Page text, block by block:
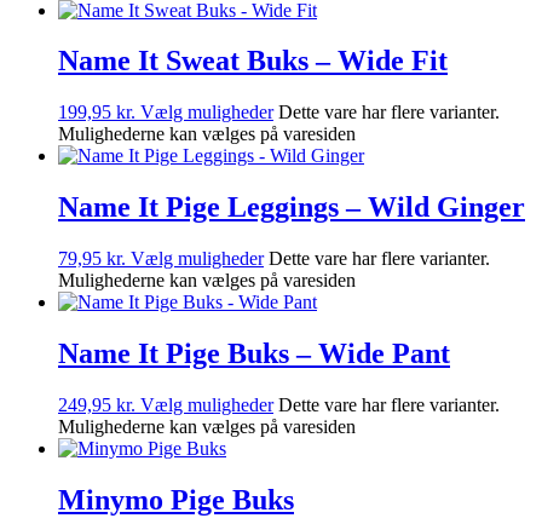
Name It Sweat Buks – Wide Fit
199,95 kr. Vælg muligheder Dette vare har flere varianter.
Mulighederne kan vælges på varesiden
Name It Pige Leggings – Wild Ginger
79,95 kr. Vælg muligheder Dette vare har flere varianter.
Mulighederne kan vælges på varesiden
Name It Pige Buks – Wide Pant
249,95 kr. Vælg muligheder Dette vare har flere varianter.
Mulighederne kan vælges på varesiden
Minymo Pige Buks